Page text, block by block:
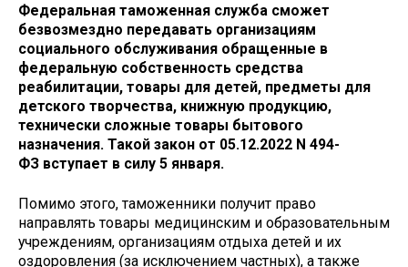
Федеральная таможенная служба сможет
безвозмездно передавать организациям
социального обслуживания обращенные в
федеральную собственность средства
реабилитации, товары для детей, предметы для
детского творчества, книжную продукцию,
технически сложные товары бытового
назначения. Такой закон от 05.12.2022 N 494-
ФЗ вступает в силу 5 января.
Помимо этого, таможенники получит право
направлять товары медицинским и образовательным
учреждениям, организациям отдыха детей и их
оздоровления (за исключением частных), а также